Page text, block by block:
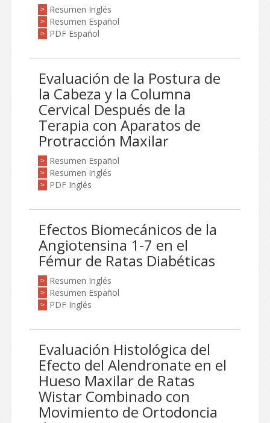
> Resumen Inglés
> Resumen Español
> PDF Español
Evaluación de la Postura de
la Cabeza y la Columna
Cervical Después de la
Terapia con Aparatos de
Protracción Maxilar
> Resumen Español
> Resumen Inglés
> PDF Inglés
Efectos Biomecánicos de la
Angiotensina 1-7 en el
Fémur de Ratas Diabéticas
> Resumen Inglés
> Resumen Español
> PDF Inglés
Evaluación Histológica del
Efecto del Alendronate en el
Hueso Maxilar de Ratas
Wistar Combinado con
Movimiento de Ortodoncia